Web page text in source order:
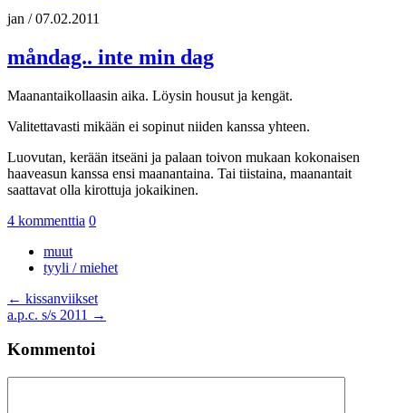
jan /07.02.2011
måndag.. inte min dag
Maanantaikollaasin aika. Löysin housut ja kengät.
Valitettavasti mikään ei sopinut niiden kanssa yhteen.
Luovutan, kerään itseäni ja palaan toivon mukaan kokonaisen
haaveasun kanssa ensi maanantaina. Tai tiistaina, maanantait
saattavat olla kirottuja jokaikinen.
4 kommenttia 0
muut
tyyli / miehet
Artikkelien
selaus
← kissanviikset
a.p.c. s/s 2011 →
Kommentoi